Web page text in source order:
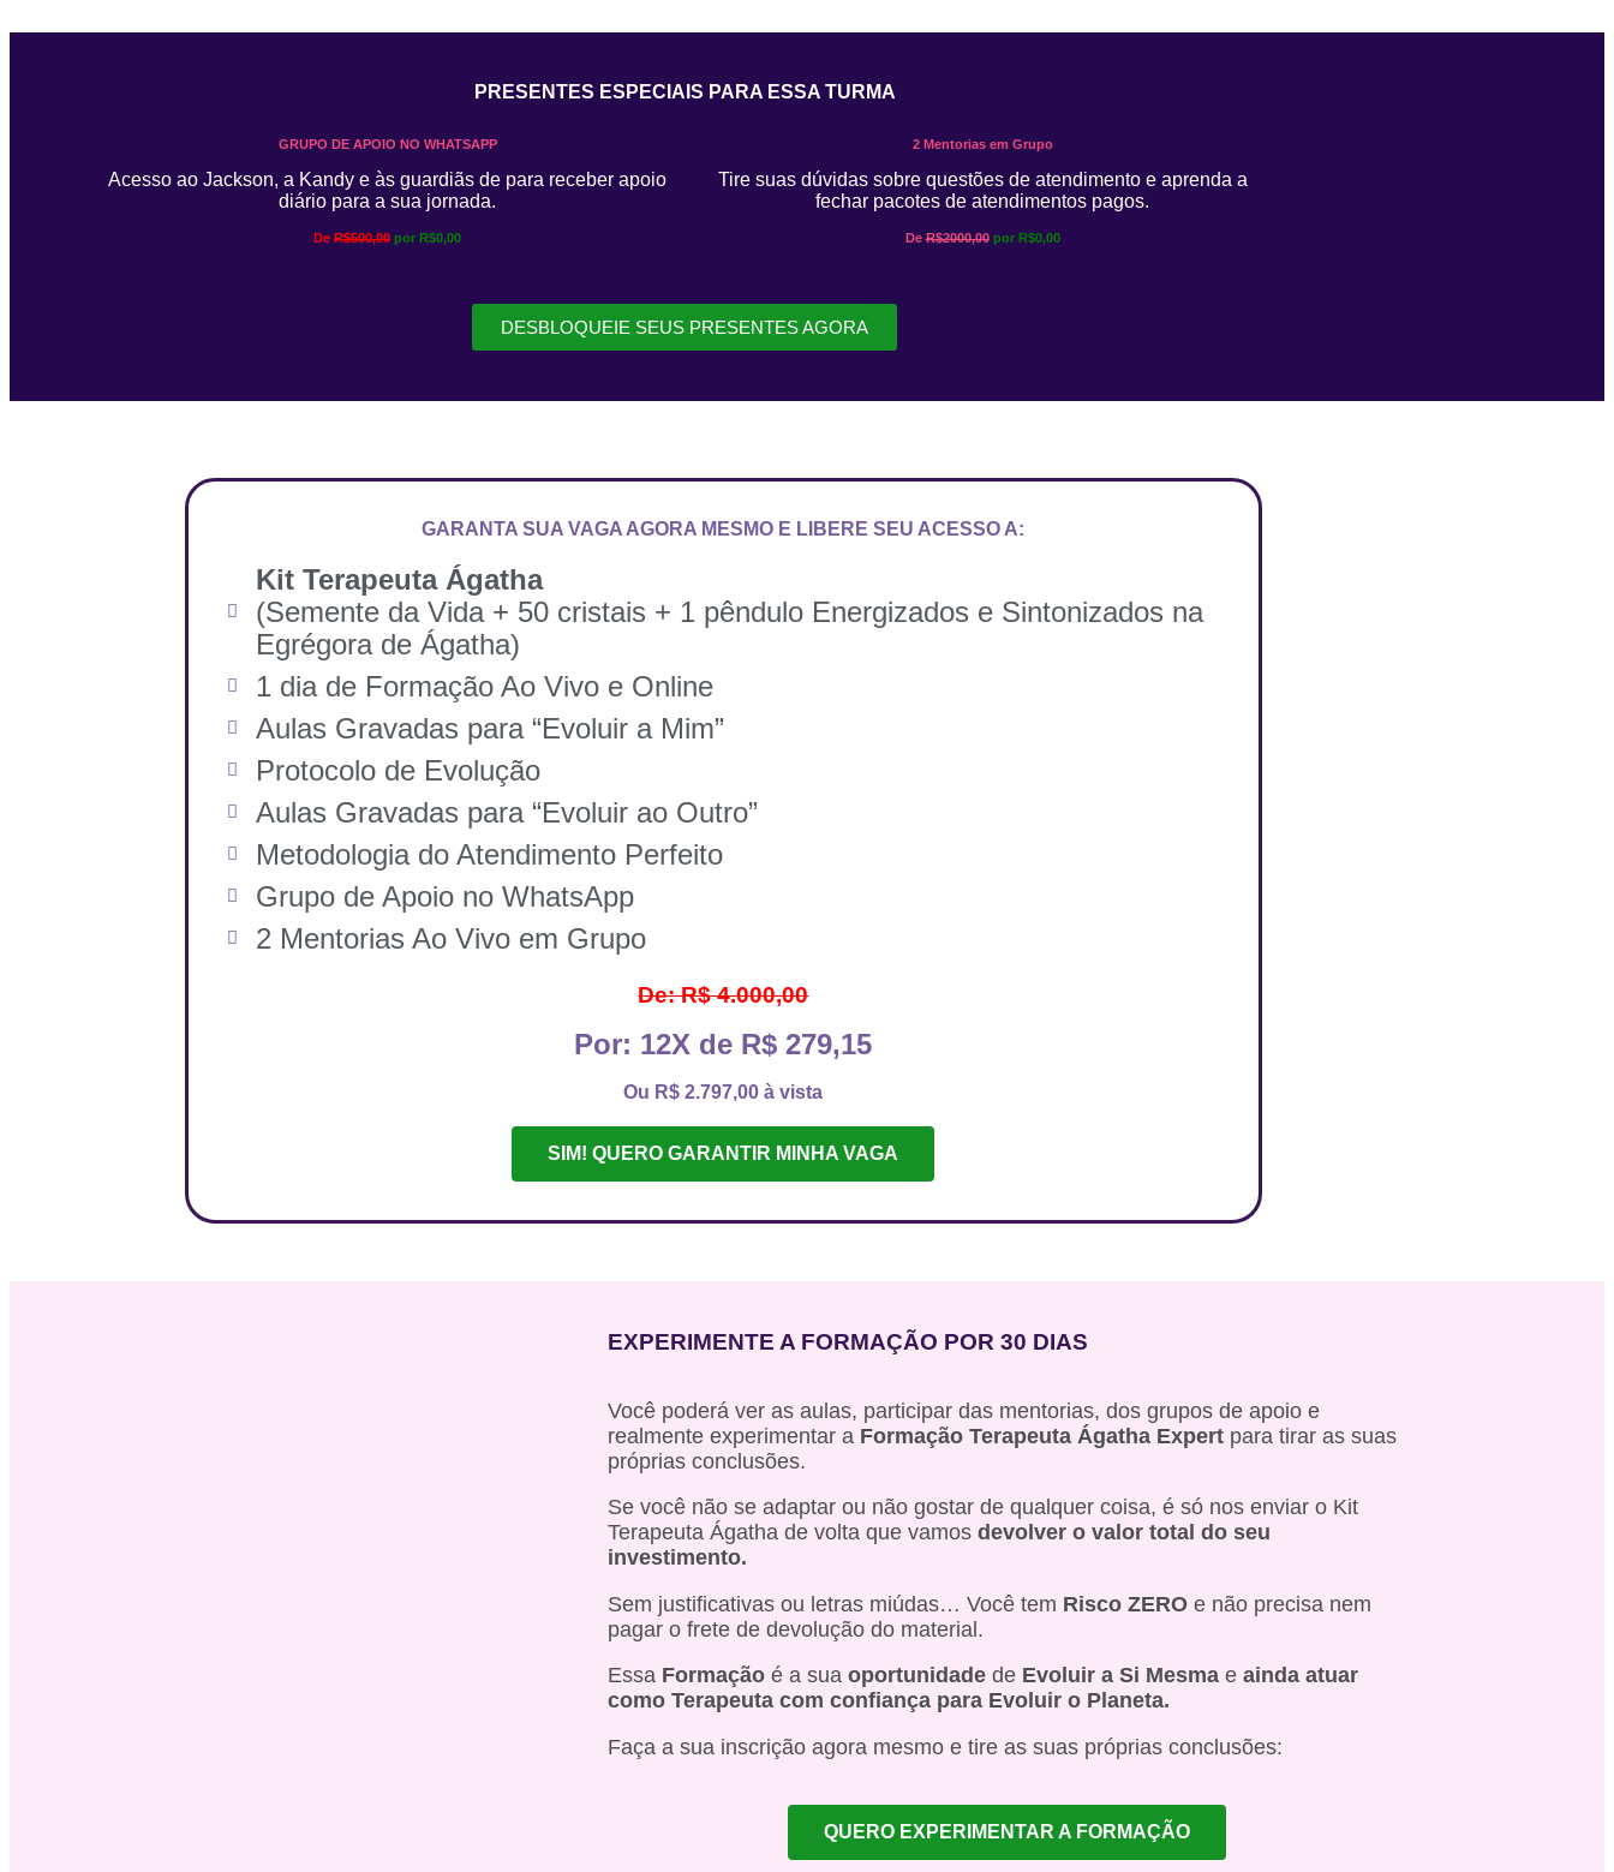
PRESENTES ESPECIAIS PARA ESSA TURMA
GRUPO DE APOIO NO WHATSAPP
Acesso ao Jackson, a Kandy e às guardiãs de para receber apoio
diário para a sua jornada.
DeR$500,00 por R$0,00
2 Mentorias em Grupo
Tire suas dúvidas sobre questões de atendimento e aprenda a
fechar pacotes de atendimentos pagos.
DeR$2000,00 por R$0,00
DESBLOQUEIE SEUS PRESENTES AGORA
GARANTA SUA VAGA AGORA MESMO E LIBERE SEU ACESSO A:
Kit Terapeuta Ágatha
(Semente da Vida + 50 cristais + 1 pêndulo Energizados e Sintonizados na
Egrégora de Ágatha)
1 dia de Formação Ao Vivo e Online
Aulas Gravadas para “Evoluir a Mim”
Protocolo de Evolução
Aulas Gravadas para “Evoluir ao Outro”
Metodologia do Atendimento Perfeito
Grupo de Apoio no WhatsApp
2 Mentorias Ao Vivo em Grupo
De: R$ 4.000,00
Por: 12X de R$ 279,15
Ou R$ 2.797,00 à vista
SIM! QUERO GARANTIR MINHA VAGA
EXPERIMENTE A FORMAÇÃO POR 30 DIAS
Você poderá ver as aulas, participar das mentorias, dos grupos de apoio e
realmente experimentar a Formação Terapeuta Ágatha Expert para tirar as suas
próprias conclusões.
Se você não se adaptar ou não gostar de qualquer coisa, é só nos enviar o Kit
Terapeuta Ágatha de volta que vamos devolver o valor total do seu
investimento.
Sem justificativas ou letras miúdas… Você tem Risco ZERO e não precisa nem
pagar o frete de devolução do material.
Essa Formação é a sua oportunidade de Evoluir a Si Mesma e ainda atuar
como Terapeuta com confiança para Evoluir o Planeta.
Faça a sua inscrição agora mesmo e tire as suas próprias conclusões:
QUERO EXPERIMENTAR A FORMAÇÃO